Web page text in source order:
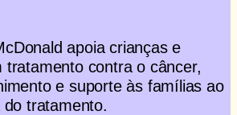
apoia crianças e
tratamento contra o câncer,
e suporte às famílias ao
do tratamento.